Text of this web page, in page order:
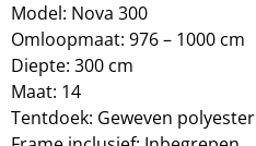
Model: Nova 300
Omloopmaat: 976 – 1000 cm
Diepte: 300 cm
Maat: 14
Tentdoek: Geweven polyester